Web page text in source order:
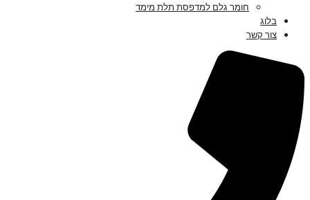
חומר גלם למדפסת תלת מימד
בלוג
צור קשר